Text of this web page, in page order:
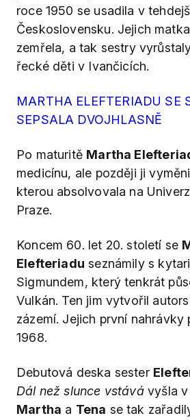
roce 1950 se usadila v
Československu. Jejich
zemřela, a tak sestry
řecké děti v Ivančicích.
MARTHA ELEFTERIADU SE
SEPSALA DVOJHLASNĚ
Po maturitě Martha
medicínu, ale později ji
kterou absolvovala na
Praze.
Koncem 60. let 20. století se
Elefteriadu seznámily s
Sigmundem, který tenkrát
Vulkán. Ten jim vytvořil
zázemí. Jejich první nahrávky
1968.
Debutová deska sester
Dál než slunce vstávávyšla v
Martha a Tena se tak